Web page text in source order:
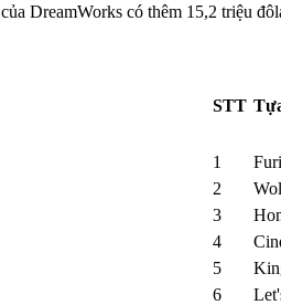
của DreamWorks có thêm 15,2 triệu
STT
1
2
3
4
5
6